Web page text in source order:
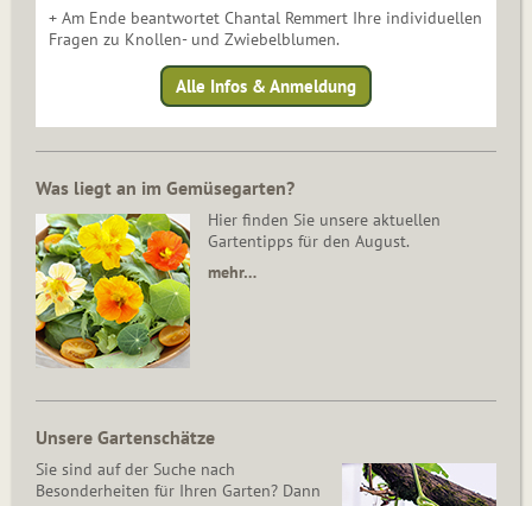
+ Am Ende beantwortet Chantal Remmert Ihre individuellen
Fragen zu Knollen- und Zwiebelblumen.
Alle Infos & Anmeldung
Was liegt an im Gemüsegarten?
Hier finden Sie unsere aktuellen
Gartentipps für den August.
mehr…
Unsere Gartenschätze
Sie sind auf der Suche nach
Besonderheiten für Ihren Garten? Dann